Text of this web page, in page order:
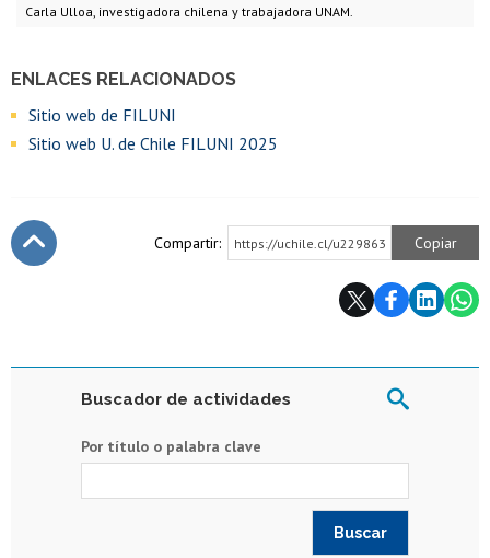
Carla Ulloa, investigadora chilena y trabajadora UNAM.
ENLACES RELACIONADOS
Sitio web de FILUNI
Sitio web U. de Chile FILUNI 2025
Compartir: https://uchile.cl/u229863 Copiar
Buscador de actividades
Por título o palabra clave